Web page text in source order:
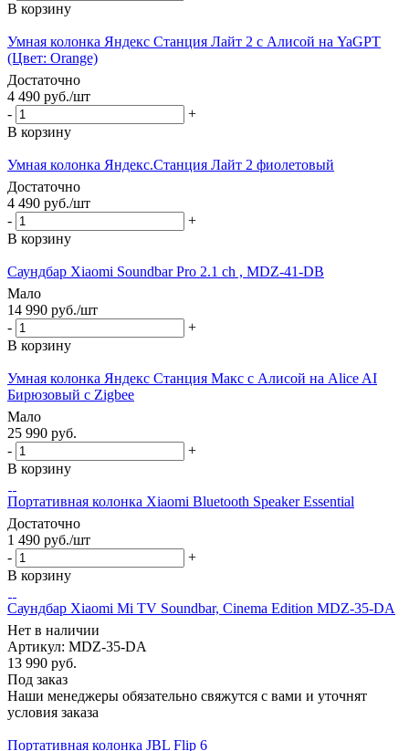
В корзину
Умная колонка Яндекс Станция Лайт 2 c Алисой на YaGPT
(Цвет: Orange)
Достаточно
4 490 руб./шт
-
+
В корзину
Умная колонка Яндекс.Станция Лайт 2 фиолетовый
Достаточно
4 490 руб./шт
-
+
В корзину
Саундбар Xiaomi Soundbar Pro 2.1 ch , MDZ-41-DB
Мало
14 990 руб./шт
-
+
В корзину
Умная колонка Яндекс Станция Макс с Алисой на Alice AI
Бирюзовый с Zigbee
Мало
25 990 руб.
-
+
В корзину
Портативная колонка Xiaomi Bluetooth Speaker Essential
Достаточно
1 490 руб./шт
-
+
В корзину
Саундбар Xiaomi Mi TV Soundbar, Cinema Edition MDZ-35-DA
Нет в наличии
Артикул: MDZ-35-DA
13 990 руб.
Под заказ
Наши менеджеры обязательно свяжутся с вами и уточнят
условия заказа
Портативная колонка JBL Flip 6